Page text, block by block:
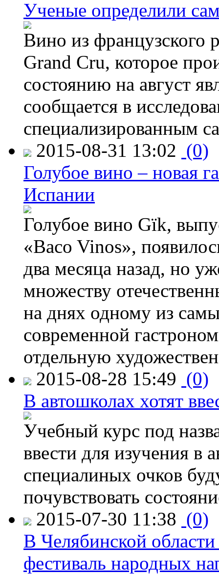
Ученые определили
Вино из французского
Grand Cru, которое
состоянию на август
сообщается в
специализированным
2015-08-31 13:02 (0)
Голубое вино – новая
Испании
Голубое вино Gïk,
«Baco Vinos»,
два месяца назад, но
множеству
на днях одному из
современной
отдельную
2015-08-28 15:49 (0)
В автошколах хотят
Учебный курс под
ввести для изучения
специалиных очков
почувствовать
2015-07-30 11:38 (0)
В Челябинской
фестиваль народных